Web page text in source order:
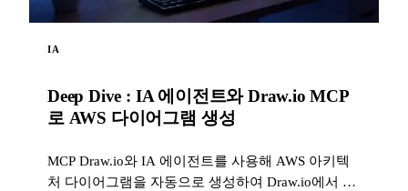
IA
Deep Dive : IA 에이전트와 Draw.io MCP
로 AWS 다이어그램 생성
MCP Draw.io와 IA 에이전트를 사용해 AWS 아키텍
처 다이어그램을 자동으로 생성하여 Draw.io에서 바